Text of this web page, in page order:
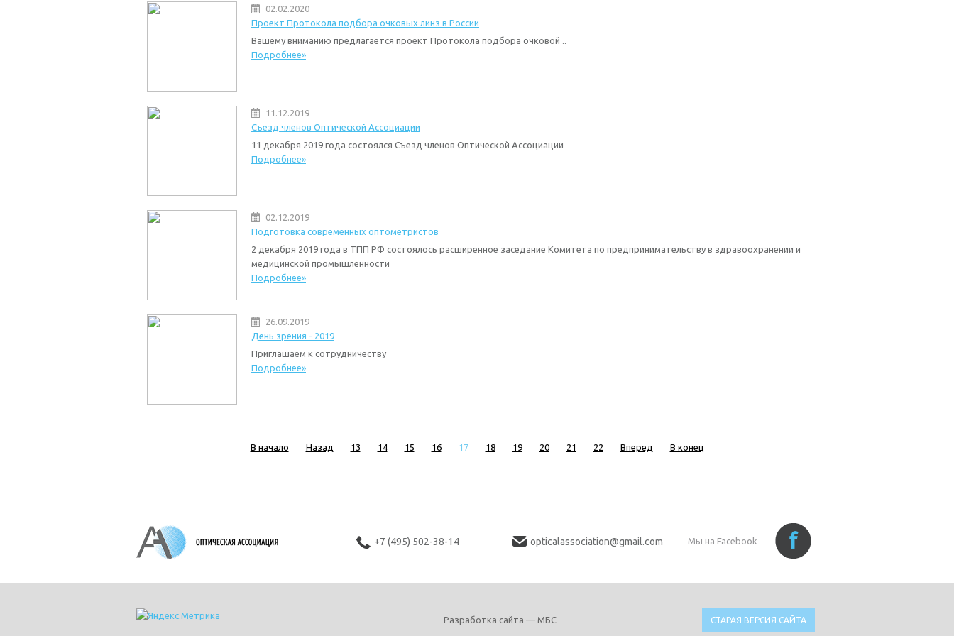
02.02.2020
Проект Протокола подбора очковых линз в России
Вашему вниманию предлагается проект Протокола подбора очковой ..
Подробнее»
11.12.2019
Съезд членов Оптической Ассоциации
11 декабря 2019 года состоялся Съезд членов Оптической Ассоциации
Подробнее»
02.12.2019
Подготовка современных оптометристов
2 декабря 2019 года в ТПП РФ состоялось расширенное заседание Комитета по предпринимательству в здравоохранении и
медицинской промышленности
Подробнее»
26.09.2019
День зрения - 2019
Приглашаем к сотрудничеству
Подробнее»
В начало Назад 13 14 15 16 17 18 19 20 21 22 Вперед В конец
+7 (495) 502-38-14 opticalassociation@gmail.com Мы на Facebook
Разработка сайта — МБС СТАРАЯ ВЕРСИЯ САЙТА